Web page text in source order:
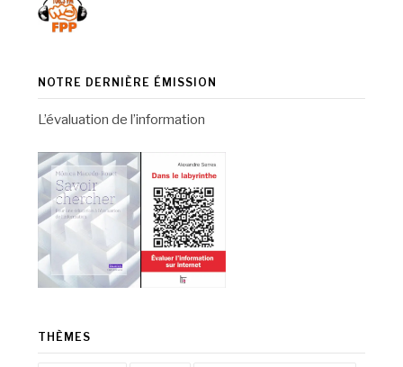
NOTRE DERNIÈRE ÉMISSION
L’évaluation de l’information
THÈMES